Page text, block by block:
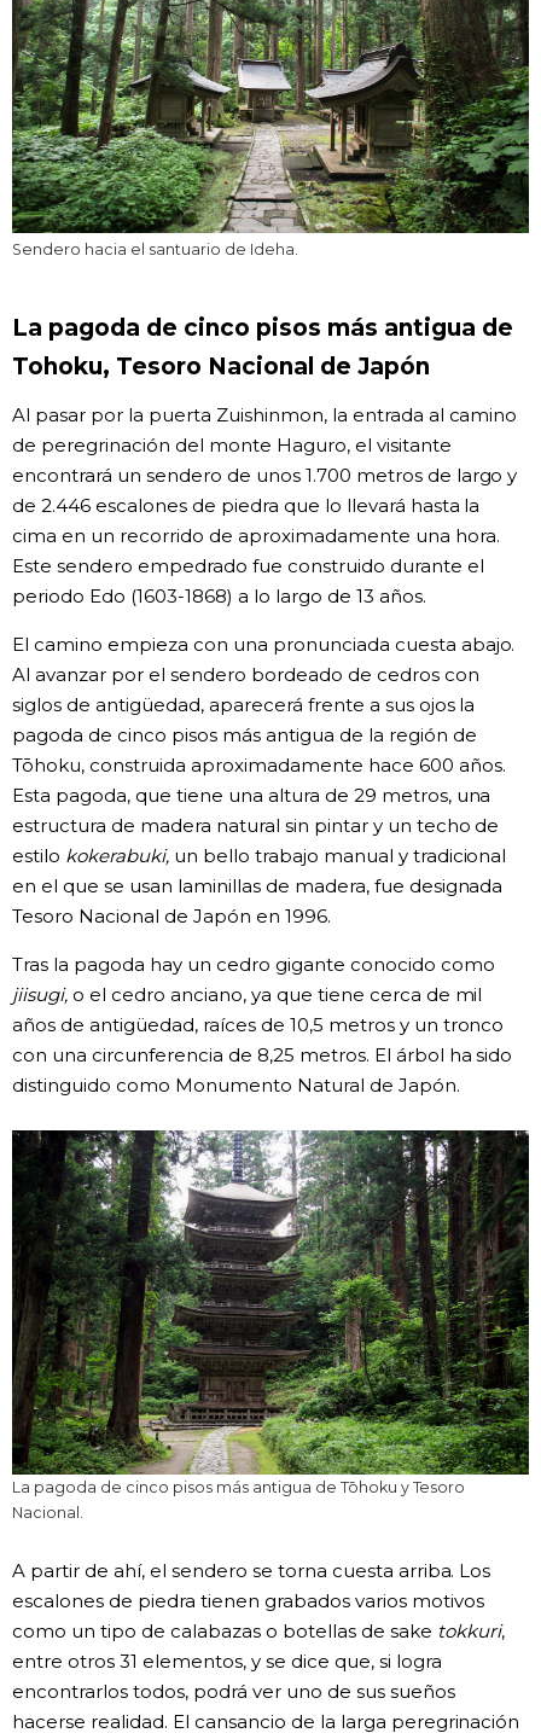
Sendero hacia el santuario de Ideha.
La pagoda de cinco pisos más antigua de
Tohoku, Tesoro Nacional de Japón
Al pasar por la puerta Zuishinmon, la entrada al camino
de peregrinación del monte Haguro, el visitante
encontrará un sendero de unos 1.700 metros de largo y
de 2.446 escalones de piedra que lo llevará hasta la
cima en un recorrido de aproximadamente una hora.
Este sendero empedrado fue construido durante el
periodo Edo (1603-1868) a lo largo de 13 años.
El camino empieza con una pronunciada cuesta abajo.
Al avanzar por el sendero bordeado de cedros con
siglos de antigüedad, aparecerá frente a sus ojos la
pagoda de cinco pisos más antigua de la región de
Tōhoku, construida aproximadamente hace 600 años.
Esta pagoda, que tiene una altura de 29 metros, una
estructura de madera natural sin pintar y un techo de
estilo kokerabuki, un bello trabajo manual y tradicional
en el que se usan laminillas de madera, fue designada
Tesoro Nacional de Japón en 1996.
Tras la pagoda hay un cedro gigante conocido como
jiisugi, o el cedro anciano, ya que tiene cerca de mil
años de antigüedad, raíces de 10,5 metros y un tronco
con una circunferencia de 8,25 metros. El árbol ha sido
distinguido como Monumento Natural de Japón.
La pagoda de cinco pisos más antigua de Tōhoku y Tesoro
Nacional.
A partir de ahí, el sendero se torna cuesta arriba. Los
escalones de piedra tienen grabados varios motivos
como un tipo de calabazas o botellas de sake tokkuri,
entre otros 31 elementos, y se dice que, si logra
encontrarlos todos, podrá ver uno de sus sueños
hacerse realidad. El cansancio de la larga peregrinación